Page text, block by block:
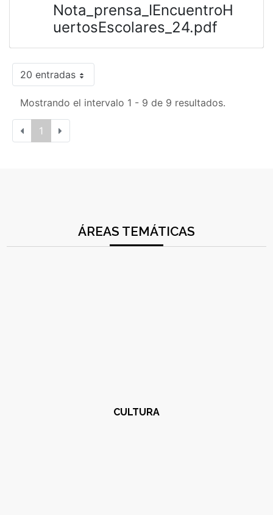
Nota_prensa_IEncuentroH
uertosEscolares_24.pdf
20 entradas
Mostrando el intervalo 1 - 9 de 9 resultados.
1
ÁREAS TEMÁTICAS
CULTURA